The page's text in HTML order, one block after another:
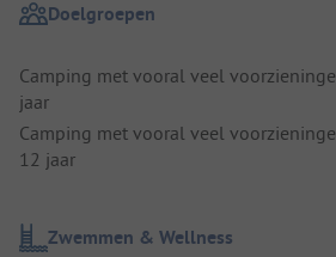
Doelgroepen
Camping met vooral veel
jaar
Camping met vooral veel
12 jaar
Zwemmen & Wellness